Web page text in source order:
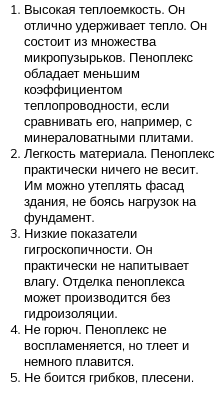
Высокая теплоемкость. Он
отлично удерживает тепло. Он
состоит из множества
микропузырьков. Пеноплекс
обладает меньшим
коэффициентом
теплопроводности, если
сравнивать его, например, с
минераловатными плитами.
Легкость материала. Пеноплекс
практически ничего не весит.
Им можно утеплять фасад
здания, не боясь нагрузок на
фундамент.
Низкие показатели
гигроскопичности. Он
практически не напитывает
влагу. Отделка пеноплекса
может производится без
гидроизоляции.
Не горюч. Пеноплекс не
воспламеняется, но тлеет и
немного плавится.
Не боится грибков, плесени.